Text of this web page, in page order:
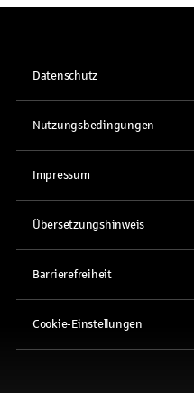
Datenschutz
Nutzungsbedingungen
Impressum
Übersetzungshinweis
Barrierefreiheit
Cookie-Einstellungen